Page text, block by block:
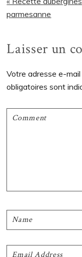
précédent
parmesanne
Interactions
du
lecteur
Laisser un
Votre adresse e-
obligatoires sont